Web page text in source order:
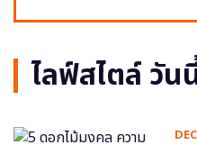
ไลฟ์สไตล์ วัน